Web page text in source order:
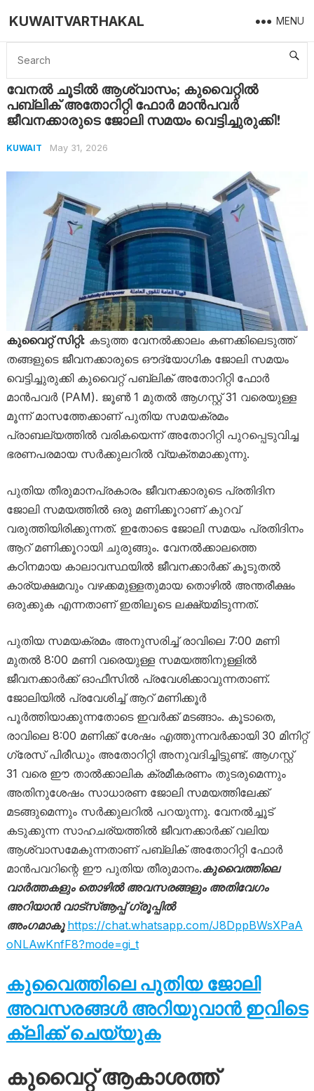
KUWAITVARTHAKAL MENU
Home Kuwait വേനൽ ചൂടിൽ ആശ്വാസം; കുവൈറ്റിൽ പബ്ലിക് അതോറിറ്റി ഫോർ മാൻപവർ ജീവനക്കാരുടെ ജോലി സമയം വെട്ടിച്ചുരുക്കി!
വേനൽ ചൂടിൽ ആശ്വാസം; കുവൈറ്റിൽ
പബ്ലിക് അതോറിറ്റി ഫോർ മാൻപവർ
ജീവനക്കാരുടെ ജോലി സമയം വെട്ടിച്ചുരുക്കി!
KUWAIT May 31, 2026
കുവൈറ്റ് സിറ്റി: കടുത്ത വേനൽക്കാലം കണക്കിലെടുത്ത്
തങ്ങളുടെ ജീവനക്കാരുടെ ഔദ്യോഗിക ജോലി സമയം
വെട്ടിച്ചുരുക്കി കുവൈറ്റ് പബ്ലിക് അതോറിറ്റി ഫോർ
മാൻപവർ (PAM). ജൂൺ 1 മുതൽ ആഗസ്റ്റ് 31 വരെയുള്ള
മൂന്ന് മാസത്തേക്കാണ് പുതിയ സമയക്രമം
പ്രാബല്യത്തിൽ വരികയെന്ന് അതോറിറ്റി പുറപ്പെടുവിച്ച
ഭരണപരമായ സർക്കുലറിൽ വ്യക്തമാക്കുന്നു.
പുതിയ തീരുമാനപ്രകാരം ജീവനക്കാരുടെ പ്രതിദിന
ജോലി സമയത്തിൽ ഒരു മണിക്കൂറാണ് കുറവ്
വരുത്തിയിരിക്കുന്നത്. ഇതോടെ ജോലി സമയം പ്രതിദിനം
ആറ് മണിക്കൂറായി ചുരുങ്ങും. വേനൽക്കാലത്തെ
കഠിനമായ കാലാവസ്ഥയിൽ ജീവനക്കാർക്ക് കൂടുതൽ
കാര്യക്ഷമവും വഴക്കമുള്ളതുമായ തൊഴിൽ അന്തരീക്ഷം
ഒരുക്കുക എന്നതാണ് ഇതിലൂടെ ലക്ഷ്യമിടുന്നത്.
പുതിയ സമയക്രമം അനുസരിച്ച് രാവിലെ 7:00 മണി
മുതൽ 8:00 മണി വരെയുള്ള സമയത്തിനുള്ളിൽ
ജീവനക്കാർക്ക് ഓഫീസിൽ പ്രവേശിക്കാവുന്നതാണ്.
ജോലിയിൽ പ്രവേശിച്ച് ആറ് മണിക്കൂർ
പൂർത്തിയാക്കുന്നതോടെ ഇവർക്ക് മടങ്ങാം. കൂടാതെ,
രാവിലെ 8:00 മണിക്ക് ശേഷം എത്തുന്നവർക്കായി 30 മിനിറ്റ്
ഗ്രേസ് പിരീഡും അതോറിറ്റി അനുവദിച്ചിട്ടുണ്ട്. ആഗസ്റ്റ്
31 വരെ ഈ താൽക്കാലിക ക്രമീകരണം തുടരുമെന്നും
അതിനുശേഷം സാധാരണ ജോലി സമയത്തിലേക്ക്
മടങ്ങുമെന്നും സർക്കുലറിൽ പറയുന്നു. വേനൽച്ചൂട്
കടുക്കുന്ന സാഹചര്യത്തിൽ ജീവനക്കാർക്ക് വലിയ
ആശ്വാസമേകുന്നതാണ് പബ്ലിക് അതോറിറ്റി ഫോർ
മാൻപവറിന്റെ ഈ പുതിയ തീരുമാനം.കുവൈത്തിലെ
വാർത്തകളും തൊഴിൽ അവസരങ്ങളും അതിവേഗം
അറിയാൻ വാട്സ്ആപ്പ് ഗ്രൂപ്പിൽ
അംഗമാകൂ https://chat.whatsapp.com/J8DppBWsXPaA
oNLAwKnfF8?mode=gi_t
കുവൈത്തിലെ പുതിയ ജോലി
അവസരങ്ങൾ അറിയുവാൻ ഇവിടെ
ക്ലിക്ക് ചെയ്യുക
കുവൈറ്റ് ആകാശത്ത്